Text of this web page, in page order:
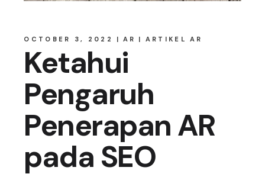
OCTOBER 3, 2022 AR ARTIKEL AR
Ketahui
Pengaruh
Penerapan AR
pada SEO